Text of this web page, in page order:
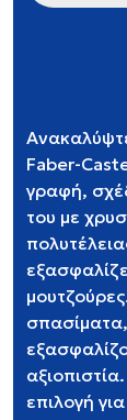
Faber-
γραφή,
του με
επιλογή